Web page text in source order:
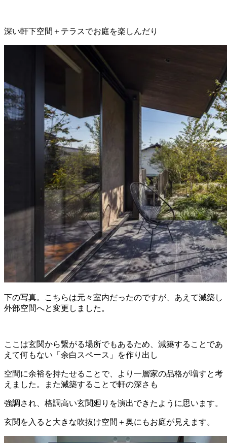
深い軒下空間＋テラスでお庭を楽しんだり
下の写真。こちらは元々室内だったのですが、あえて減築し
外部空間へと変更しました。
ここは玄関から繋がる場所でもあるため、減築することであ
えて何もない「余白スペース」を作り出し
空間に余裕を持たせることで、より一層家の品格が増すと考
えました。また減築することで軒の深さも
強調され、格調高い玄関廻りを演出できたように思います。
玄関を入ると大きな吹抜け空間＋奥にもお庭が見えます。